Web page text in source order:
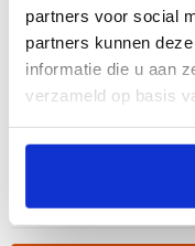
partners voor social
partners kunnen
informatie die u aan
verzameld op basis
Bekijk dit product
Amsterdam
Breda
Duiven